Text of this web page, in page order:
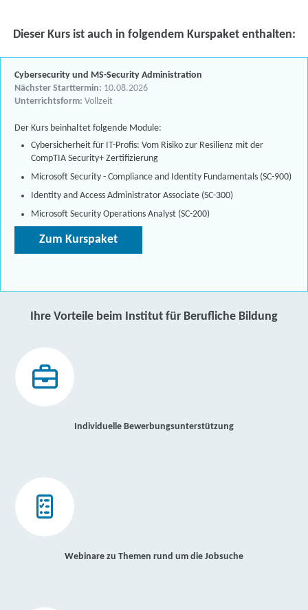
Dieser Kurs ist auch in folgendem Kurspaket enthalten:
Cybersecurity und MS-Security Administration
Nächster Starttermin: 10.08.2026
Unterrichtsform: Vollzeit
Der Kurs beinhaltet folgende Module:
Cybersicherheit für IT-Profis: Vom Risiko zur Resilienz mit der
CompTIA Security+ Zertifizierung
Microsoft Security - Compliance and Identity Fundamentals (SC-900)
Identity and Access Administrator Associate (SC-300)
Microsoft Security Operations Analyst (SC-200)
Zum Kurspaket
Ihre Vorteile beim Institut für Berufliche Bildung
Individuelle Bewerbungsunterstützung
Webinare zu Themen rund um die Jobsuche